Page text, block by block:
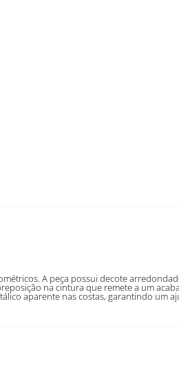
A peça possui decote
na cintura que remete a um
aparente nas costas, garantindo um